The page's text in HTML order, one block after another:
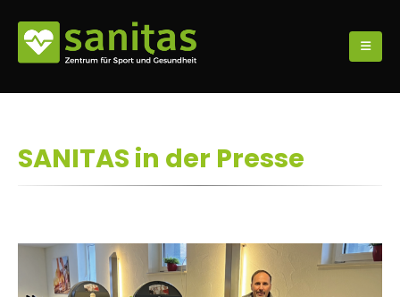
SANITAS in der Presse